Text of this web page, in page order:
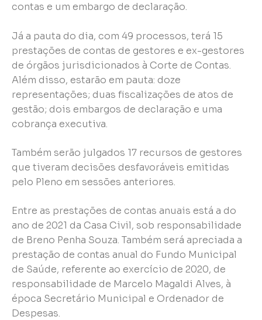
contas e um embargo de declaração.
Já a pauta do dia, com 49 processos, terá 15
prestações de contas de gestores e ex-gestores
de órgãos jurisdicionados à Corte de Contas.
Além disso, estarão em pauta: doze
representações; duas fiscalizações de atos de
gestão; dois embargos de declaração e uma
cobrança executiva.
Também serão julgados 17 recursos de gestores
que tiveram decisões desfavoráveis emitidas
pelo Pleno em sessões anteriores.
Entre as prestações de contas anuais está a do
ano de 2021 da Casa Civil, sob responsabilidade
de Breno Penha Souza. Também será apreciada a
prestação de contas anual do Fundo Municipal
de Saúde, referente ao exercício de 2020, de
responsabilidade de Marcelo Magaldi Alves, à
época Secretário Municipal e Ordenador de
Despesas.